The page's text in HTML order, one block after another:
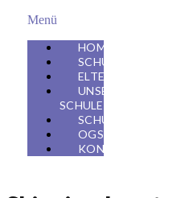
Menü
HOME
SCHULLEBEN
UNSERE
SCHULE
SCHULFAMILIE
OGS
KONTAKT